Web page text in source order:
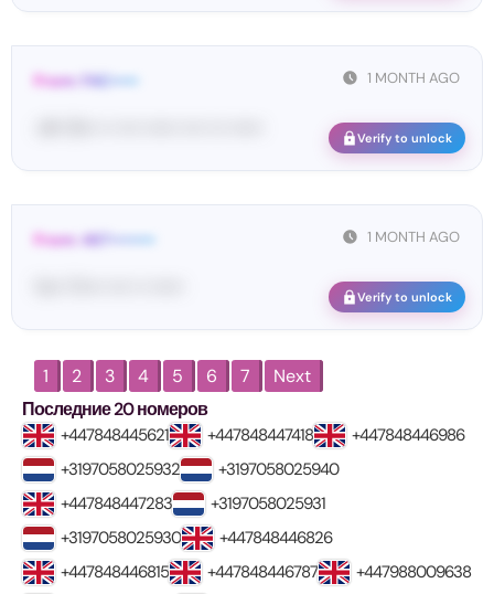
1 MONTH AGO
From: FAC•••••
Verify to unlock
1 MONTH AGO
From: 467••••••••
Verify to unlock
1 2 3 4 5 6 7
Next
Последние 20 номеров
+447848445621 +447848447418
+447848446986
+3197058025932
+3197058025940
+447848447283
+3197058025931
+3197058025930
+447848446826
+447848446815
+447848446787
+447988009638